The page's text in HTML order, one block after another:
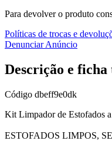
Para devolver o produto
Políticas de trocas e
Denunciar Anúncio
Descrição e ficha
Código dbeff9e0dk
Kit Limpador de Estofados
ESTOFADOS LIMPOS,